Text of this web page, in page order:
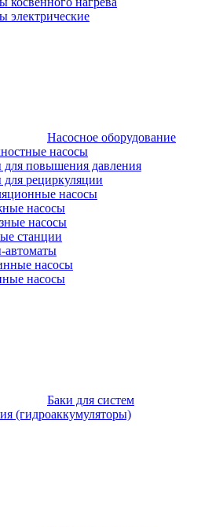
электрические
Насосное оборудование
насосы
для повышения давления
рециркуляции
насосы
насосы
насосы
станции
автоматы
насосы
насосы
Баки для систем
(гидроаккумуляторы)